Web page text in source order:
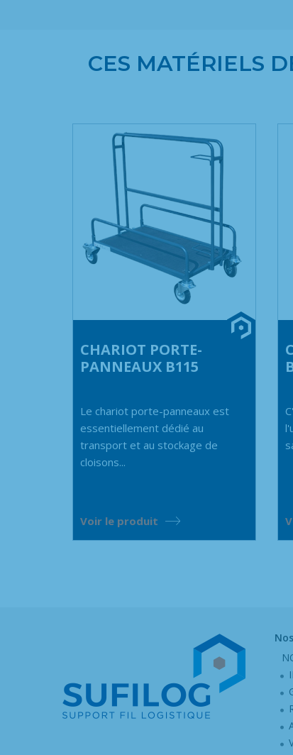
CES MATÉRIELS
CHARIOT PORTE-
PANNEAUX B115
Le chariot porte-panneaux est
essentiellement dédié au
transport et au stockage de
cloisons...
Voir le produit